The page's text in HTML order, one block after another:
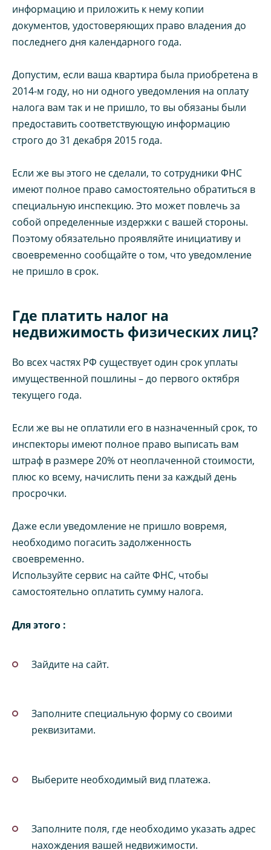
информацию и приложить к нему копии
документов, удостоверяющих право владения до
последнего дня календарного года.
Допустим, если ваша квартира была приобретена в
2014-м году, но ни одного уведомления на оплату
налога вам так и не пришло, то вы обязаны были
предоставить соответствующую информацию
строго до 31 декабря 2015 года.
Если же вы этого не сделали, то сотрудники ФНС
имеют полное право самостоятельно обратиться в
специальную инспекцию. Это может повлечь за
собой определенные издержки с вашей стороны.
Поэтому обязательно проявляйте инициативу и
своевременно сообщайте о том, что уведомление
не пришло в срок.
Где платить налог на
недвижимость физических лиц?
Во всех частях РФ существует один срок уплаты
имущественной пошлины – до первого октября
текущего года.
Если же вы не оплатили его в назначенный срок, то
инспекторы имеют полное право выписать вам
штраф в размере 20% от неоплаченной стоимости,
плюс ко всему, начислить пени за каждый день
просрочки.
Даже если уведомление не пришло вовремя,
необходимо погасить задолженность
своевременно.
Используйте сервис на сайте ФНС, чтобы
самостоятельно оплатить сумму налога.
Для этого :
Зайдите на сайт.
Заполните специальную форму со своими
реквизитами.
Выберите необходимый вид платежа.
Заполните поля, где необходимо указать адрес
нахождения вашей недвижимости.